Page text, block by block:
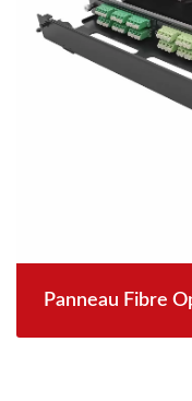
Panneau Fibre